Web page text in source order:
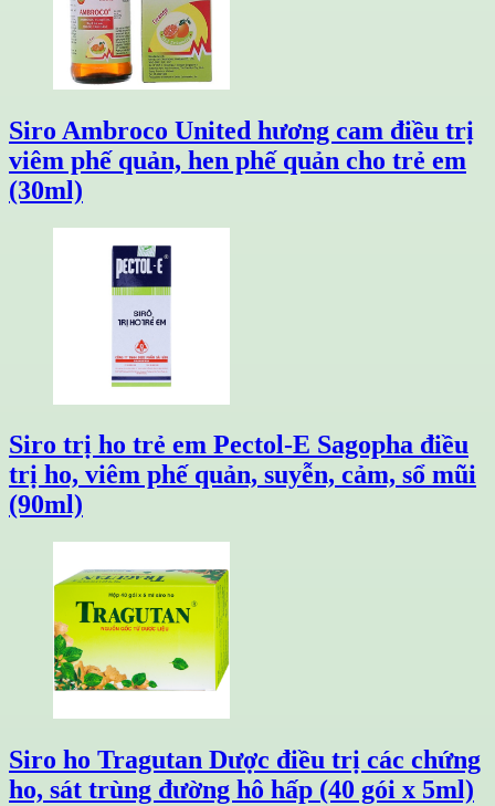
Siro Ambroco United hương cam điều trị
viêm phế quản, hen phế quản cho trẻ em
(30ml)
Siro trị ho trẻ em Pectol-E Sagopha điều
trị ho, viêm phế quản, suyễn, cảm, sổ mũi
(90ml)
Siro ho Tragutan Dược điều trị các chứng
ho, sát trùng đường hô hấp (40 gói x 5ml)